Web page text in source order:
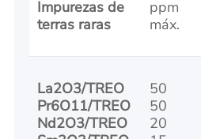
Impurezas de
terras raras
ppm
máx.
La2O3/TREO
Pr6O11/TREO
Nd2O3/TREO
50
50
20